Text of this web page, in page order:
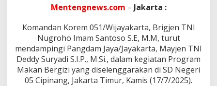
a
J
a
a
D
a
l
Mentengnews.com – Jakarta :
Komandan Korem 051/Wijayakarta, Brigjen TNI
Nugroho Imam Santoso S.E, M.M, turut
mendampingi Pangdam Jaya/Jayakarta, Mayjen TNI
Deddy Suryadi S.I.P., M.Si., dalam kegiatan Program
Makan Bergizi yang diselenggarakan di SD Negeri
05 Cipinang, Jakarta Timur, Kamis (17/7/2025).